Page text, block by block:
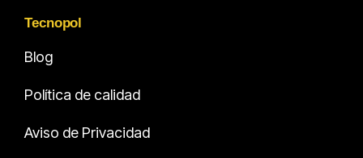
Tecnopol
Blog
Política de calidad
Aviso de Privacidad